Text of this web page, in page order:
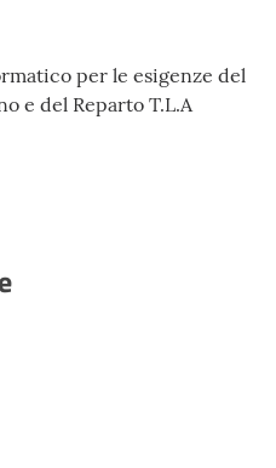
per le esigenze del
e del Reparto T.L.A